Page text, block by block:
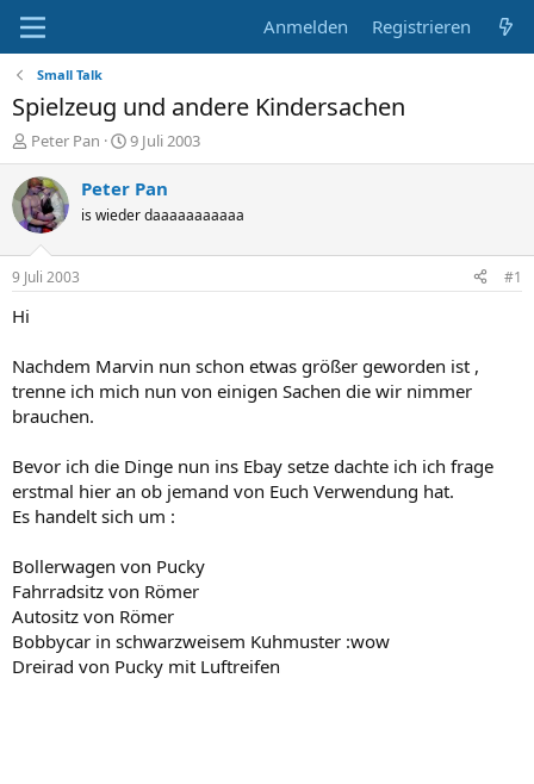
Anmelden Registrieren
Small Talk
Spielzeug und andere Kindersachen
E
r
s
t
e
e
Peter Pan
E
r
s
e
t
9 Juli 2003
Peter Pan
is wieder daaaaaaaaaaa
9 Juli 2003 #1
Hi
Nachdem Marvin nun schon etwas größer geworden ist ,
trenne ich mich nun von einigen Sachen die wir nimmer
brauchen.
Bevor ich die Dinge nun ins Ebay setze dachte ich ich frage
erstmal hier an ob jemand von Euch Verwendung hat.
Es handelt sich um :
Bollerwagen von Pucky
Fahrradsitz von Römer
Autositz von Römer
Bobbycar in schwarzweisem Kuhmuster :wow
Dreirad von Pucky mit Luftreifen